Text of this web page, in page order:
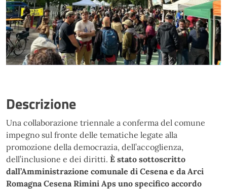
Descrizione
Una collaborazione triennale a conferma del comune
impegno sul fronte delle tematiche legate alla
promozione della democrazia, dell’accoglienza,
dell’inclusione e dei diritti. È stato sottoscritto
dall’Amministrazione comunale di Cesena e da Arci
Romagna Cesena Rimini Aps uno specifico accordo